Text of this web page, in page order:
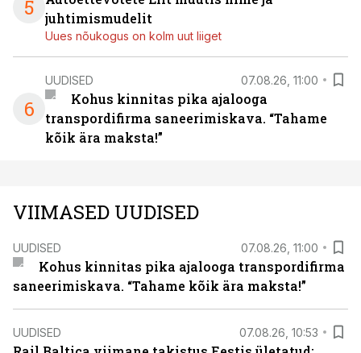
5
juhtimismudelit
Uues nõukogus on kolm uut liiget
6
UUDISED 07.08.26, 11:00
Kohus kinnitas pika ajalooga
transpordifirma saneerimiskava. “Tahame
kõik ära maksta!”
VIIMASED UUDISED
UUDISED 07.08.26, 11:00
Kohus kinnitas pika ajalooga transpordifirma
saneerimiskava. “Tahame kõik ära maksta!”
UUDISED 07.08.26, 10:53